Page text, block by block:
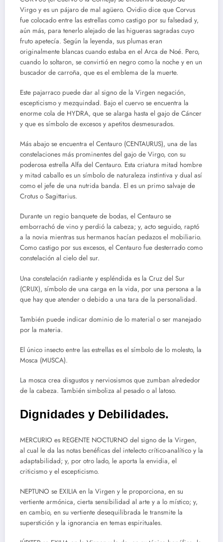
Virgo y es un pájaro de mal agüero. Ovidio dice que Corvus
fue colocado entre las estrellas como castigo por su falsedad y,
aún más, para tenerlo alejado de las higueras sagradas cuyo
fruto apetecía. Según la leyenda, sus plumas eran
originalmente blancas cuando estaba en el Arca de Noé. Pero,
cuando lo soltaron, se convirtió en negro como la noche y en un
buscador de carroña, que es el emblema de la muerte.
Este pajarraco puede dar al signo de la Virgen negación,
escepticismo y mezquindad. Bajo el cuervo se encuentra la
enorme cola de HYDRA, que se alarga hasta el gajo de Cáncer
y que es símbolo de excesos y apetitos desmesurados.
Más abajo se encuentra el Centauro (CENTAURUS), una de las
constelaciones más prominentes del gajo de Virgo, con su
poderosa estrella Alfa del Centauro. Esta criatura mitad hombre
y mitad caballo es un símbolo de naturaleza instintiva y dual así
como el jefe de una nutrida banda. El es un primo salvaje de
Crotus o Sagittarius.
Durante un regio banquete de bodas, el Centauro se
emborrachó de vino y perdió la cabeza; y, acto seguido, raptó
a la novia mientras sus hermanos hacían pedazos el mobiliario.
Como castigo por sus excesos, el Centauro fue desterrado como
constelación al cielo del sur.
Una constelación radiante y espléndida es la Cruz del Sur
(CRUX), símbolo de una carga en la vida, por una persona a la
que hay que atender o debido a una tara de la personalidad.
También puede indicar dominio de lo material o ser manejado
por la materia.
El único insecto entre las estrellas es el símbolo de lo molesto, la
Mosca (MUSCA).
La mosca crea disgustos y nerviosismos que zumban alrededor
de la cabeza. También simboliza al pesado o al latoso.
Dignidades y Debilidades.
MERCURIO es REGENTE NOCTURNO del signo de la Virgen,
al cual le da las notas benéficas del intelecto crítico-analítico y la
adaptabilidad; y, por otro lado, le aporta la envidia, el
criticismo y el escepticismo.
NEPTUNO se EXILIA en la Virgen y le proporciona, en su
vertiente armónica, cierta sensibilidad al arte y a lo místico; y,
en cambio, en su vertiente desequilibrada le transmite la
superstición y la ignorancia en temas espirituales.